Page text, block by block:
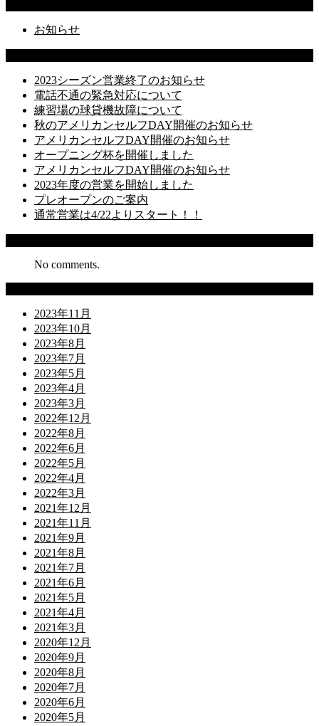
お知らせ
2023シーズン営業終了のお知らせ
電話不通の緊急対応について
練習場の球貸機故障について
秋のアメリカンセルフDAY開催のお知らせ
アメリカンセルフDAY開催のお知らせ
オープニング杯を開催しました
アメリカンセルフDAY開催のお知らせ
2023年度の営業を開始しました
プレオープンのご案内
通常営業は4/22よりスタート！！
No comments.
2023年11月
2023年10月
2023年8月
2023年7月
2023年5月
2023年4月
2023年3月
2022年12月
2022年8月
2022年6月
2022年5月
2022年4月
2022年3月
2021年12月
2021年11月
2021年9月
2021年8月
2021年7月
2021年6月
2021年5月
2021年4月
2021年3月
2020年12月
2020年9月
2020年8月
2020年7月
2020年6月
2020年5月